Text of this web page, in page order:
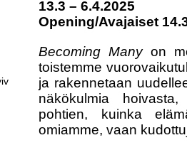
13.3 – 6.4.2025
Opening/Avajaiset
Becoming Manyon
toistemme
ja rakennetaan
näkökulmia
pohtien, kuinka
omiamme, vaan